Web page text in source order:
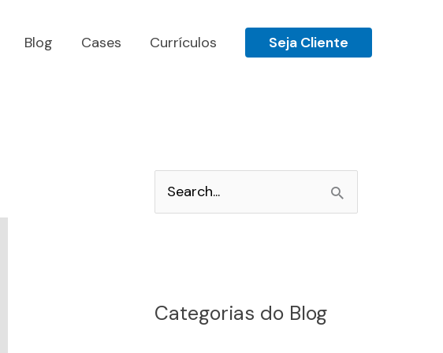
Blog Cases Currículos Seja Cliente
u
Categorias do Blog